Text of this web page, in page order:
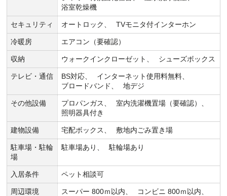
浴室乾燥機
セキュリティ オートロック TVモニタ付インターホン
冷暖房 エアコン（要確認）
収納 ウォークインクローゼット シューズボックス
テレビ・通信 BS対応
インターネット使用料無料
ブロードバンド
地デジ
その他設備 プロパンガス
室内洗濯機置場（要確認）
照明器具付き
建物設備 宅配ボックス 敷地内ごみ置き場
駐車場・駐輪
場
駐車場あり 駐輪場あり
入居条件 ペット相談可
周辺環境 スーパー 800ｍ以内
コンビニ 800ｍ以内